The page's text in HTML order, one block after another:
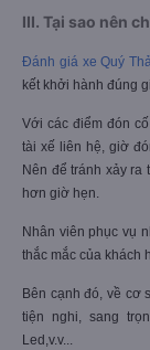
III. Tại sao nên
Đánh giá xe Quý
kết khởi hành đúng
Với các điểm đón
tài xế liên hệ, giờ
Nên để tránh xảy ra
hơn giờ hẹn.
Nhân viên phục vụ
thắc mắc của khách
Bên cạnh đó, về cơ
tiện nghi, sang
Led,v.v...